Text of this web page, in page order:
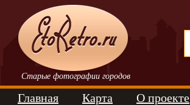
Старые фотографии городов
Главная Карта О проекте